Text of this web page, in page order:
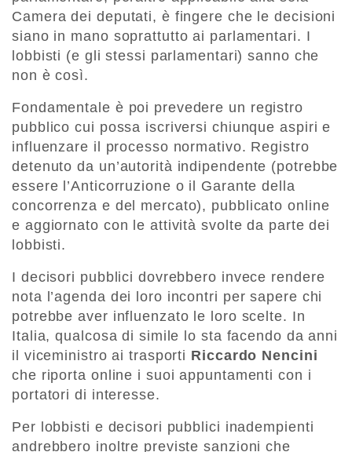
Camera dei deputati, è fingere che le decisioni
siano in mano soprattutto ai parlamentari. I
lobbisti (e gli stessi parlamentari) sanno che
non è così.
Fondamentale è poi prevedere un registro
pubblico cui possa iscriversi chiunque aspiri e
influenzare il processo normativo. Registro
detenuto da un’autorità indipendente (potrebbe
essere l’Anticorruzione o il Garante della
concorrenza e del mercato), pubblicato online
e aggiornato con le attività svolte da parte dei
lobbisti.
I decisori pubblici dovrebbero invece rendere
nota l’agenda dei loro incontri per sapere chi
potrebbe aver influenzato le loro scelte. In
Italia, qualcosa di simile lo sta facendo da anni
il viceministro ai trasporti Riccardo Nencini
che riporta online i suoi appuntamenti con i
portatori di interesse.
Per lobbisti e decisori pubblici inadempienti
andrebbero inoltre previste sanzioni che